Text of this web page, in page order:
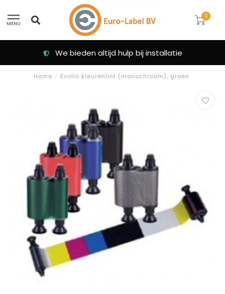
MENU
0
We bieden altijd hulp bij installatie
Home / Evolis kleurenlint (monochroom), groen